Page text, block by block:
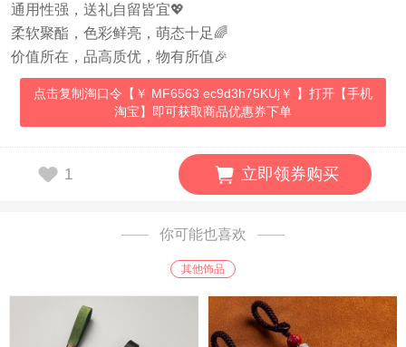
通用性强，送礼自留皆宜💖
柔软聚酯，色彩鲜亮，萌态十足🌈
价值所在，品高质优，物有所值🎉
点击复制淘口令【￥ MF6563 ec9d3h75KUj￥ 】打开【手机
淘宝】即可获取商品优惠券下单
1 立即领券购买
你可能也喜欢
其他饰品